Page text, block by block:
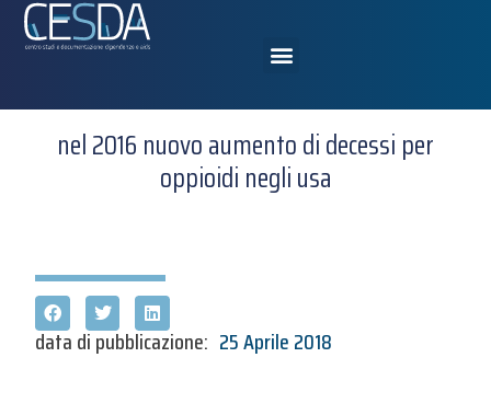
nel 2016 nuovo aumento di decessi per
oppioidi negli usa
data di pubblicazione: 25 Aprile 2018